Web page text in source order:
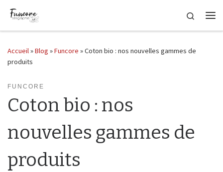
Passer au contenu
Search
Accueil»Blog »Funcore »Coton bio : nos nouvelles gammes de
produits
FUNCORE
Coton bio : nos
nouvelles gammes de
produits